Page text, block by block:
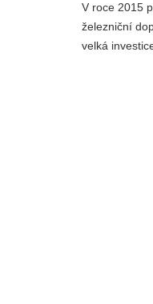
V roce 2015
železniční
velká